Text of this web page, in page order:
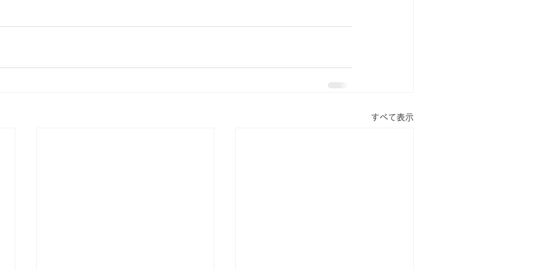
すべて表示